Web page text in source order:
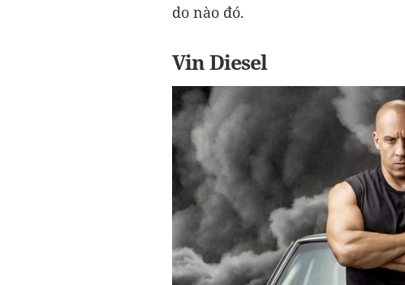
do nào đó.
Vin Diesel